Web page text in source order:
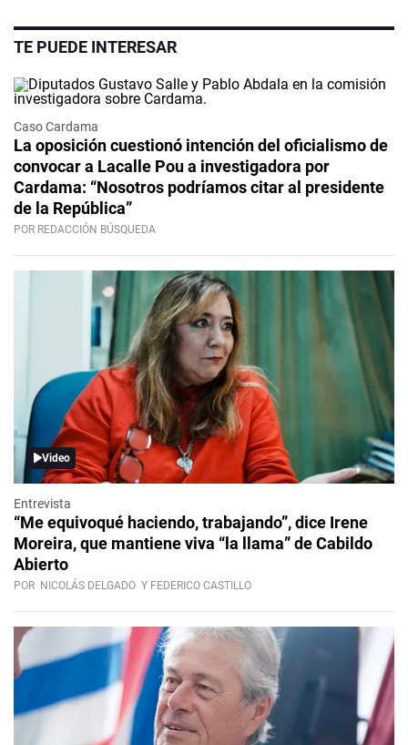
TE PUEDE INTERESAR
Caso Cardama
La oposición cuestionó intención del oficialismo de
convocar a Lacalle Pou a investigadora por
Cardama: “Nosotros podríamos citar al presidente
de la República”
POR REDACCIÓN BÚSQUEDA
Video
Entrevista
“Me equivoqué haciendo, trabajando”, dice Irene
Moreira, que mantiene viva “la llama” de Cabildo
Abierto
POR NICOLÁS DELGADO Y FEDERICO CASTILLO